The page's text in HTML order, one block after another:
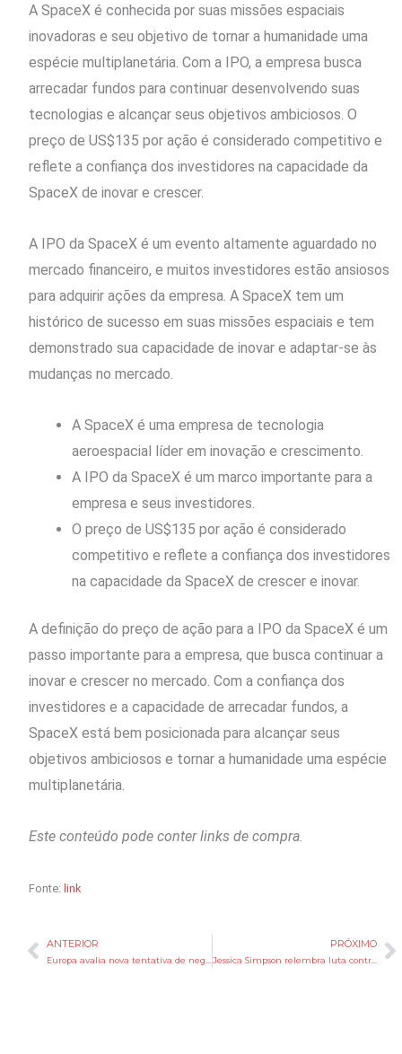
A SpaceX é conhecida por suas missões espaciais
inovadoras e seu objetivo de tornar a humanidade uma
espécie multiplanetária. Com a IPO, a empresa busca
arrecadar fundos para continuar desenvolvendo suas
tecnologias e alcançar seus objetivos ambiciosos. O
preço de US$135 por ação é considerado competitivo e
reflete a confiança dos investidores na capacidade da
SpaceX de inovar e crescer.
A IPO da SpaceX é um evento altamente aguardado no
mercado financeiro, e muitos investidores estão ansiosos
para adquirir ações da empresa. A SpaceX tem um
histórico de sucesso em suas missões espaciais e tem
demonstrado sua capacidade de inovar e adaptar-se às
mudanças no mercado.
A SpaceX é uma empresa de tecnologia
aeroespacial líder em inovação e crescimento.
A IPO da SpaceX é um marco importante para a
empresa e seus investidores.
O preço de US$135 por ação é considerado
competitivo e reflete a confiança dos investidores
na capacidade da SpaceX de crescer e inovar.
A definição do preço de ação para a IPO da SpaceX é um
passo importante para a empresa, que busca continuar a
inovar e crescer no mercado. Com a confiança dos
investidores e a capacidade de arrecadar fundos, a
SpaceX está bem posicionada para alcançar seus
objetivos ambiciosos e tornar a humanidade uma espécie
multiplanetária.
Este conteúdo pode conter links de compra.
Fonte: link
Anterior
ANTERIOR PRÓXIMO
Jessica Simpson relembra luta contra o álcool e revela como a sobriedade transformou sua vida